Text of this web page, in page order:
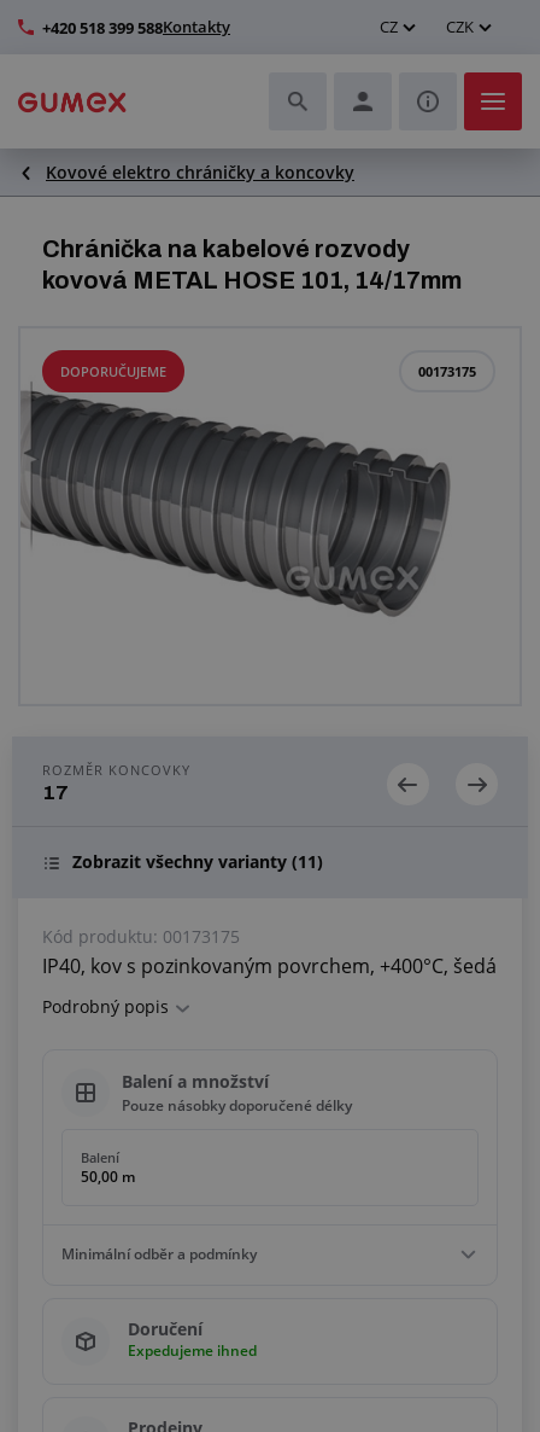
+420 518 399 588Kontakty CZ CZK
Hadice a jejich kompletace
Profily a výroba těsnění
Dopravníkové pásy a montáž
Zlepšení pracovního prostředí
Další pryžové a plastové výrobky
Centrum poptávek
Kovové elektro chráničky a koncovky
Chránička na kabelové rozvody
kovová METAL HOSE 101, 14/17mm
00173175
DOPORUČUJEME
ROZMĚR KONCOVKY
17
Zobrazit všechny varianty (11)
Kód produktu: 00173175
IP40, kov s pozinkovaným povrchem, +400°C, šedá
Podrobný popis
Balení a množství
Pouze násobky doporučené délky
Balení
50,00 m
Minimální odběr a podmínky
10,00 m
Násobky 10,00 m
Doručení
Expedujeme ihned